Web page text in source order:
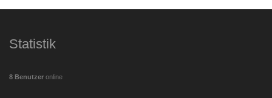
Statistik
8 Benutzer online